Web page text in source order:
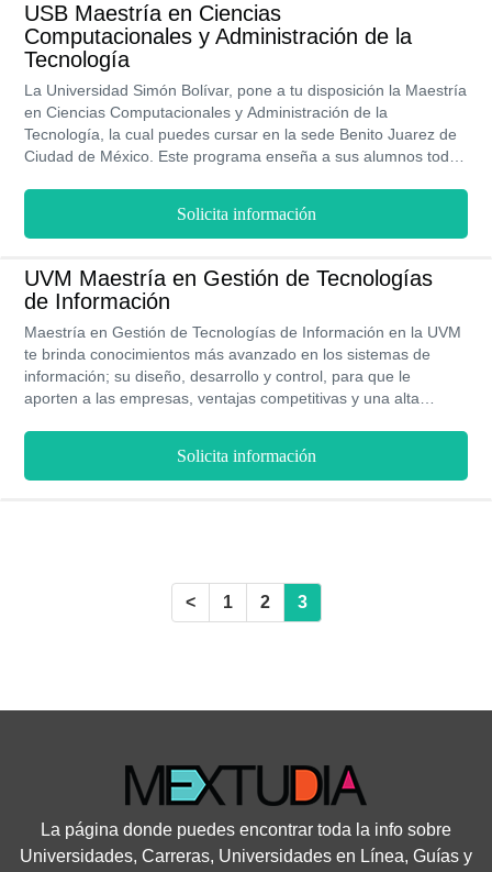
USB Maestría en Ciencias
Computacionales y Administración de la
Tecnología
La Universidad Simón Bolívar, pone a tu disposición la Maestría
en Ciencias Computacionales y Administración de la
Tecnología, la cual puedes cursar en la sede Benito Juarez de
Ciudad de México. Este programa enseña a sus alumnos todo
competitividad y el liderazgo empresarial. Tiene un tiempo
estimado de 4 semestres de estudio, de manera presencial los
Solicita información
UVM Maestría en Gestión de Tecnologías
de Información
Maestría en Gestión de Tecnologías de Información en la UVM
te brinda conocimientos más avanzado en los sistemas de
información; su diseño, desarrollo y control, para que le
aporten a las empresas, ventajas competitivas y una alta
de manera adecuada a cada necesidad.
Solicita información
< 1 2 3
La página donde puedes encontrar toda la info sobre
Universidades, Carreras, Universidades en Línea, Guías y